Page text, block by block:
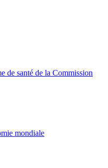
de santé de la Commission
mondiale